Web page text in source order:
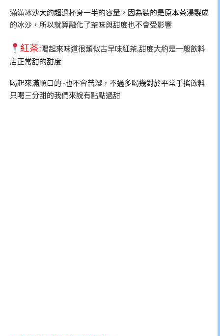
滿滿冰沙大約超過杯身一半的容量，因為裝的是原本茶湯製成
的冰沙，所以就算融化了茶味與甜度也不會受影響
紅茶:喝起來味道很類似古早味紅茶,甜度大約是一般飲料
店正常甜的甜度
喝起來滿順口的~也不會苦澀，不過多喝幾對於平常手搖飲料
只喝三分甜的我們來說有點點過甜